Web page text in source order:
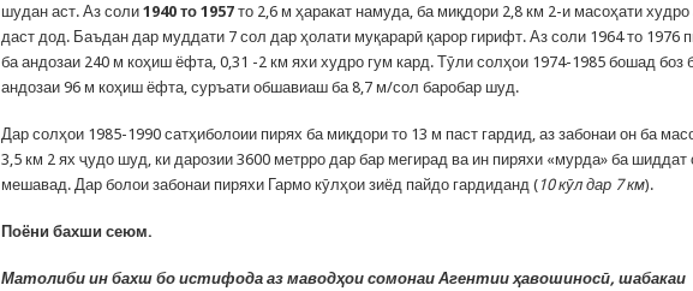
шудан аст. Аз соли1940 то 1957 то 2,6 м ҳаракат намуда, ба миқдори 2,8 км 2-и масоҳати худро
даст дод. Баъдан дар муддати 7 сол дар ҳолати муқарарӣ қарор гирифт. Аз соли 1964 то 1976
ба андозаи 240 м коҳиш ёфта, 0,31 -2 км яхи худро гум кард. Тӯли солҳои 1974-1985 бошад боз
андозаи 96 м коҳиш ёфта, суръати обшавиаш ба 8,7 м/сол баробар шуд.
Дар солҳои 1985-1990 сатҳиболоии пирях ба миқдори то 13 м паст гардид, аз забонаи он ба
3,5 км 2 ях ҷудо шуд, ки дарозии 3600 метрро дар бар мегирад ва ин пиряхи «мурда» ба шиддат
мешавад. Дар болои забонаи пиряхи Гармо кӯлҳои зиёд пайдо гардиданд ( 10 кӯл дар 7 км).
Поёни бахши сеюм.
Матолиби ин бахш бо истифода аз маводҳои сомонаи Агентии ҳавошиносӣ, шабакаи